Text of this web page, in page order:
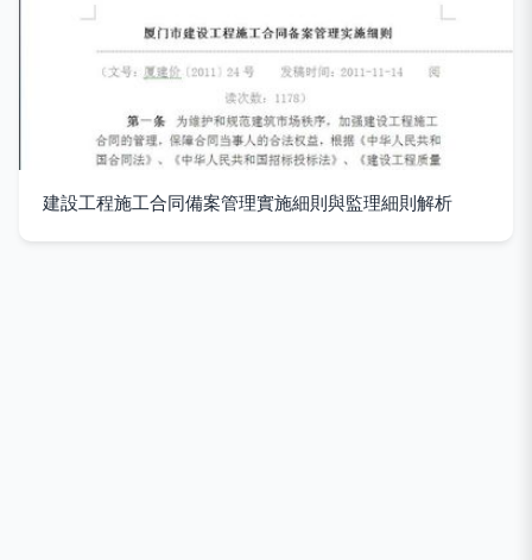
建設工程施工合同備案管理實施細則與監理細則解析